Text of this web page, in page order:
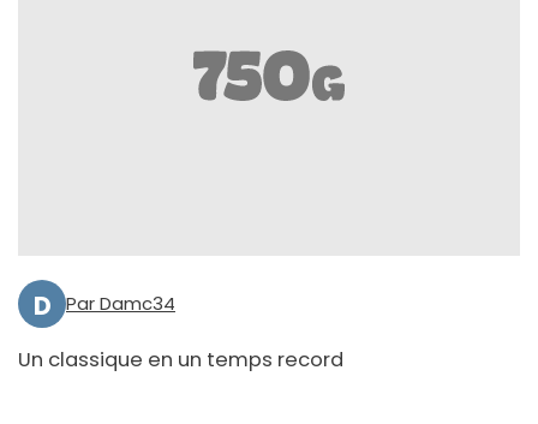
D Par Damc34
Un classique en un temps record